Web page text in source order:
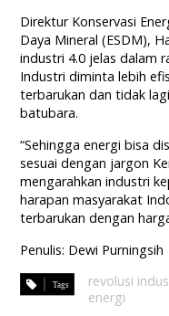
Direktur Konservasi
Daya Mineral (ESDM),
industri 4.0 jelas dalam
Industri diminta lebih
terbarukan dan tidak
batubara.
“Sehingga energi bisa
sesuai dengan jargon
mengarahkan industri
harapan masyarakat
terbarukan dengan
Penulis: Dewi Purningsih
revolusi
energi